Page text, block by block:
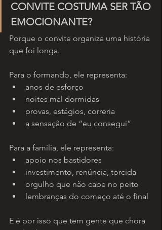
CONVITE COSTUMA SER TÃO
EMOCIONANTE?
Porque o convite organiza uma história
que foi longa.
Para o formando, ele representa:
anos de esforço
noites mal dormidas
provas, estágios, correria
a sensação de “eu consegui”
Para a família, ele representa:
apoio nos bastidores
investimento, renúncia, torcida
orgulho que não cabe no peito
lembranças do começo até o final
E é por isso que tem gente que chora